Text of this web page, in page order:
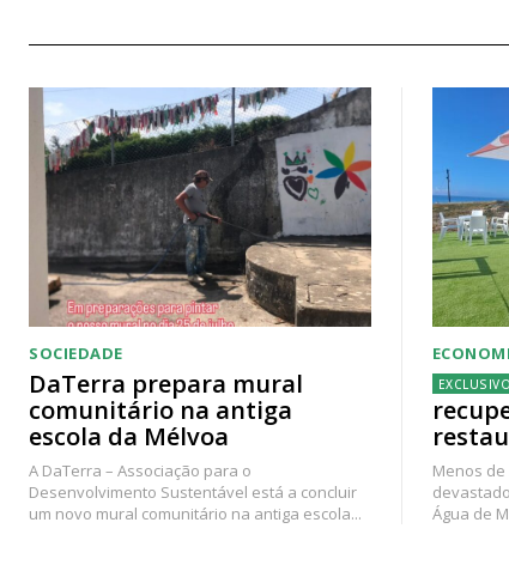
SOCIEDADE
DaTerra prepara mural
comunitário na antiga
escola da Mélvoa
A DaTerra – Associação para o
Desenvolvimento Sustentável está a concluir
um novo mural comunitário na antiga escola...
Menos
Água de